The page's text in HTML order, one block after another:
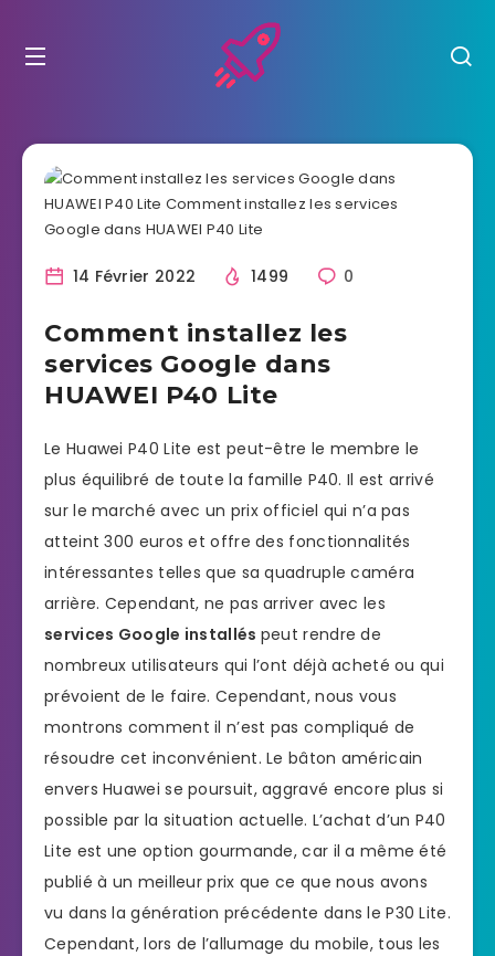
14 Février 2022 1499 0
Comment installez les
services Google dans
HUAWEI P40 Lite
Le Huawei P40 Lite est peut-être le membre le
plus équilibré de toute la famille P40. Il est arrivé
sur le marché avec un prix officiel qui n’a pas
atteint 300 euros et offre des fonctionnalités
intéressantes telles que sa quadruple caméra
arrière. Cependant, ne pas arriver avec les
services Google installés peut rendre de
nombreux utilisateurs qui l’ont déjà acheté ou qui
prévoient de le faire. Cependant, nous vous
montrons comment il n’est pas compliqué de
résoudre cet inconvénient. Le bâton américain
envers Huawei se poursuit, aggravé encore plus si
possible par la situation actuelle. L’achat d’un P40
Lite est une option gourmande, car il a même été
publié à un meilleur prix que ce que nous avons
vu dans la génération précédente dans le P30 Lite.
Cependant, lors de l’allumage du mobile, tous les